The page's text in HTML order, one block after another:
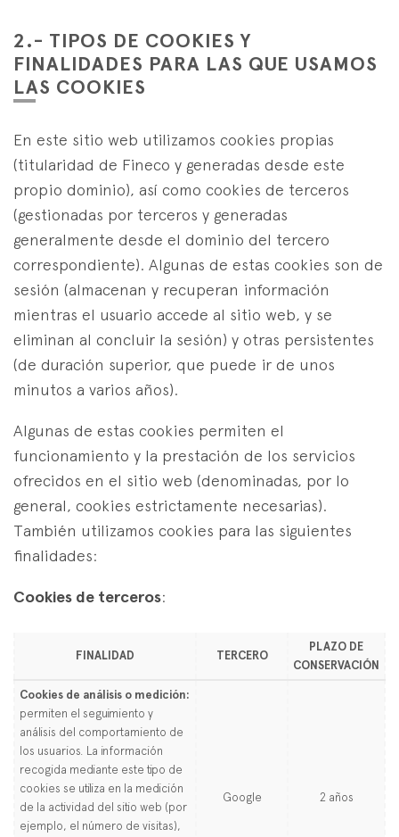
2.- TIPOS DE COOKIES Y
FINALIDADES PARA LAS QUE USAMOS
LAS COOKIES
En este sitio web utilizamos cookies propias
(titularidad de Fineco y generadas desde este
propio dominio), así como cookies de terceros
(gestionadas por terceros y generadas
generalmente desde el dominio del tercero
correspondiente). Algunas de estas cookies son de
sesión (almacenan y recuperan información
mientras el usuario accede al sitio web, y se
eliminan al concluir la sesión) y otras persistentes
(de duración superior, que puede ir de unos
minutos a varios años).
Algunas de estas cookies permiten el
funcionamiento y la prestación de los servicios
ofrecidos en el sitio web (denominadas, por lo
general, cookies estrictamente necesarias).
También utilizamos cookies para las siguientes
finalidades:
Cookies de terceros:
FINALIDAD TERCERO
PLAZO DE
CONSERVACIÓN
Cookies de análisis o medición:
permiten el seguimiento y
análisis del comportamiento de
los usuarios. La información
recogida mediante este tipo de
cookies se utiliza en la medición
de la actividad del sitio web (por
ejemplo, el número de visitas),
Google 2 años